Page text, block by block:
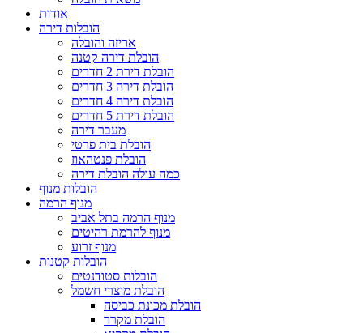
אודות
הובלות דירה
אריזה והובלה
הובלת דירה קטנה
הובלת דירת 2 חדרים
הובלת דירה 3 חדרים
הובלת דירה 4 חדרים
הובלת דירת 5 חדרים
מעבר דירה
הובלת בית פרטי
הובלת פנטהאוז
כמה עולה הובלת דירה
הובלות מנוף
מנוף הרמה
מנוף הרמה בתל אביב
מנוף להרמת רהיטים
מנוף זרוע
הובלות קטנות
הובלות סטודנטים
הובלת מוצרי חשמל
הובלת מכונת כביסה
הובלת מקרר